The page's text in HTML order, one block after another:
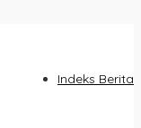
Indeks Berita